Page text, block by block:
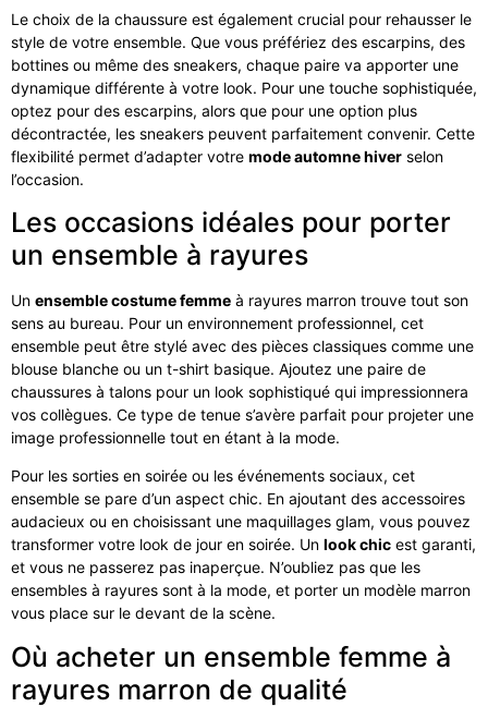
Le choix de la chaussure est également crucial pour rehausser le
style de votre ensemble. Que vous préfériez des escarpins, des
bottines ou même des sneakers, chaque paire va apporter une
dynamique différente à votre look. Pour une touche sophistiquée,
optez pour des escarpins, alors que pour une option plus
décontractée, les sneakers peuvent parfaitement convenir. Cette
flexibilité permet d’adapter votre mode automne hiver selon
l’occasion.
Les occasions idéales pour porter
un ensemble à rayures
Un ensemble costume femme à rayures marron trouve tout son
sens au bureau. Pour un environnement professionnel, cet
ensemble peut être stylé avec des pièces classiques comme une
blouse blanche ou un t-shirt basique. Ajoutez une paire de
chaussures à talons pour un look sophistiqué qui impressionnera
vos collègues. Ce type de tenue s’avère parfait pour projeter une
image professionnelle tout en étant à la mode.
Pour les sorties en soirée ou les événements sociaux, cet
ensemble se pare d’un aspect chic. En ajoutant des accessoires
audacieux ou en choisissant une maquillages glam, vous pouvez
transformer votre look de jour en soirée. Un look chic est garanti,
et vous ne passerez pas inaperçue. N’oubliez pas que les
ensembles à rayures sont à la mode, et porter un modèle marron
vous place sur le devant de la scène.
Où acheter un ensemble femme à
rayures marron de qualité